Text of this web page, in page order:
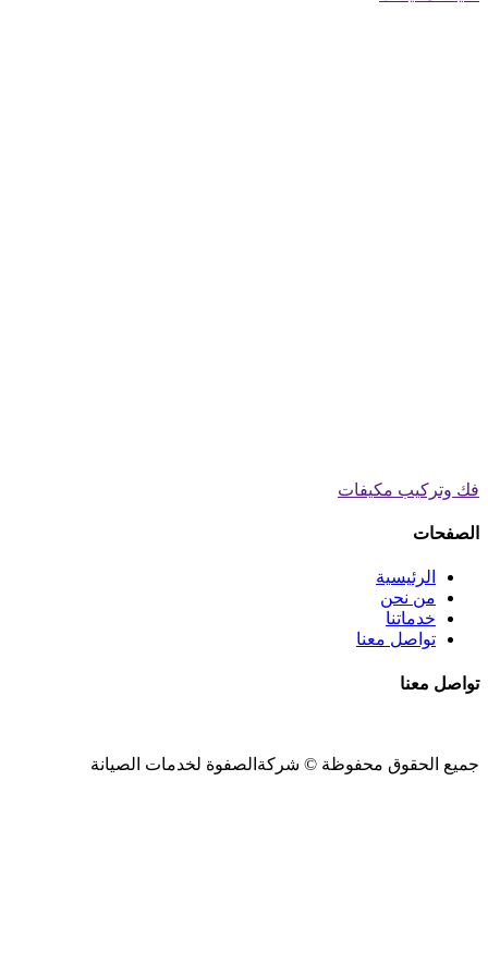
فك وتركيب مكيفات
الصفحات
الرئيسية
من نحن
خدماتنا
تواصل معنا
تواصل معنا
جميع الحقوق محفوظة © شركةالصفوة لخدمات الصيانة